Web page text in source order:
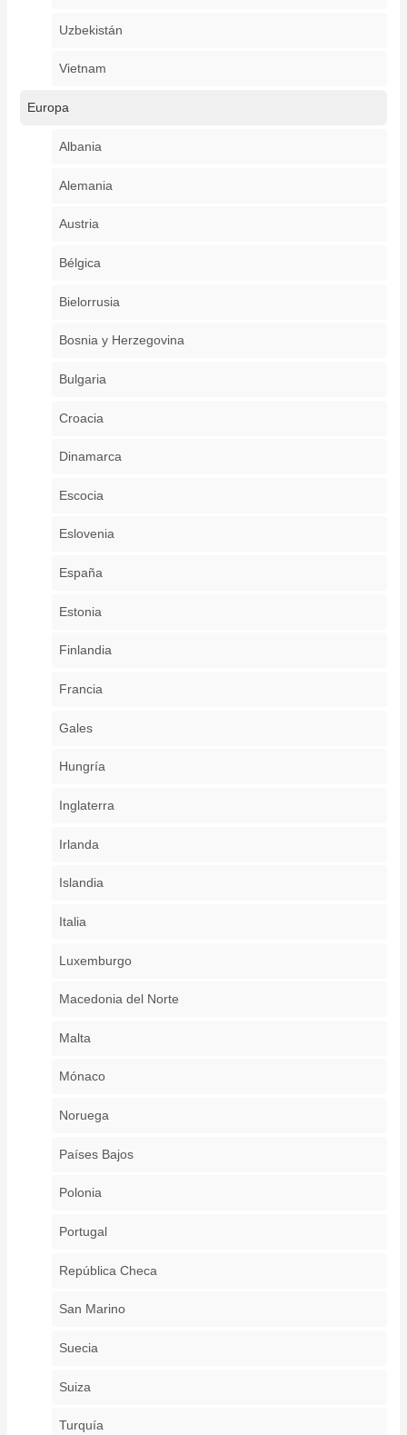
Uzbekistán
Vietnam
Europa
Albania
Alemania
Austria
Bélgica
Bielorrusia
Bosnia y Herzegovina
Bulgaria
Croacia
Dinamarca
Escocia
Eslovenia
España
Estonia
Finlandia
Francia
Gales
Hungría
Inglaterra
Irlanda
Islandia
Italia
Luxemburgo
Macedonia del Norte
Malta
Mónaco
Noruega
Países Bajos
Polonia
Portugal
República Checa
San Marino
Suecia
Suiza
Turquía